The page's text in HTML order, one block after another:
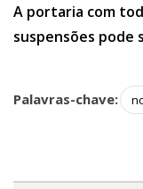
A portaria com
suspensões pode
Palavras-chave: